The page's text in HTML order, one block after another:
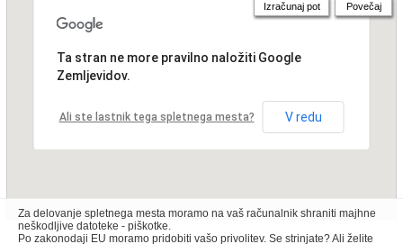
Ta stran ne more pravilno naložiti Google
Zemljevidov.
Ali ste lastnik tega spletnega mesta? V redu
Izračunaj pot Povečaj
Za delovanje spletnega mesta moramo na vaš računalnik shraniti majhne
neškodljive datoteke - piškotke.
Po zakonodaji EU moramo pridobiti vašo privolitev. Se strinjate? Ali želite